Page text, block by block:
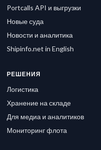
Portcalls API и выгрузки
Новые суда
Новости и аналитика
Shipinfo.net in English
РЕШЕНИЯ
Логистика
Хранение на складе
Для медиа и аналитиков
Мониторинг флота